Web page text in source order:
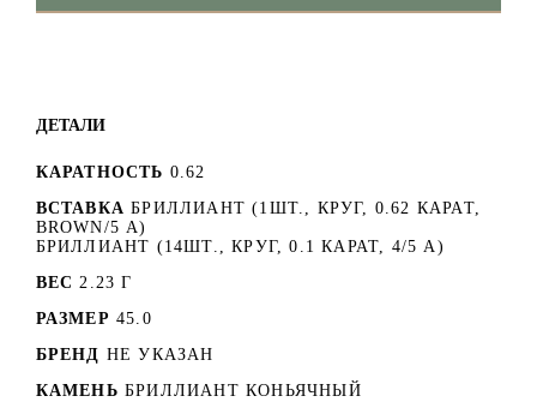
ДЕТАЛИ
КАРАТНОСТЬ 0.62
ВСТАВКА БРИЛЛИАНТ (1ШТ., КРУГ, 0.62 КАРАТ,
BROWN/5 А)
БРИЛЛИАНТ (14ШТ., КРУГ, 0.1 КАРАТ, 4/5 А)
ВЕС 2.23 Г
РАЗМЕР 45.0
БРЕНД НЕ УКАЗАН
КАМЕНЬ БРИЛЛИАНТ КОНЬЯЧНЫЙ